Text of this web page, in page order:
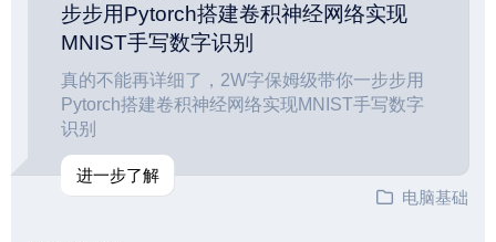
步步用Pytorch搭建卷积神经网络实现
MNIST手写数字识别
真的不能再详细了，2W字保姆级带你一步步用
Pytorch搭建卷积神经网络实现MNIST手写数字
识别
进一步了解
电脑基础